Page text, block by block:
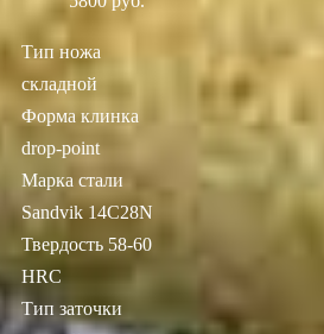
Тип ножа
складной
Форма клинка
drop-point
Марка стали
Sandvik 14C28N
Твердость 58-60
HRC
Тип заточки